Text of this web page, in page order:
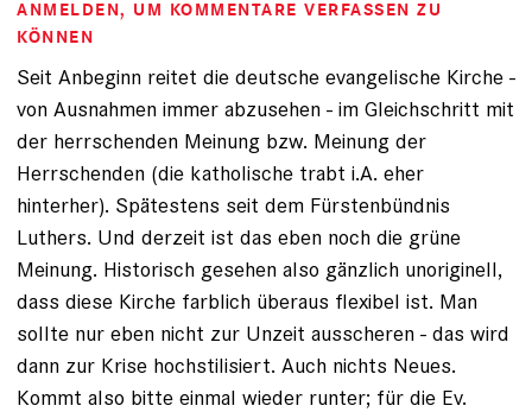
ANMELDEN, UM KOMMENTARE VERFASSEN ZU
KÖNNEN
Seit Anbeginn reitet die deutsche evangelische Kirche -
von Ausnahmen immer abzusehen - im Gleichschritt mit
der herrschenden Meinung bzw. Meinung der
Herrschenden (die katholische trabt i.A. eher
hinterher). Spätestens seit dem Fürstenbündnis
Luthers. Und derzeit ist das eben noch die grüne
Meinung. Historisch gesehen also gänzlich unoriginell,
dass diese Kirche farblich überaus flexibel ist. Man
sollte nur eben nicht zur Unzeit ausscheren - das wird
dann zur Krise hochstilisiert. Auch nichts Neues.
Kommt also bitte einmal wieder runter; für die Ev.